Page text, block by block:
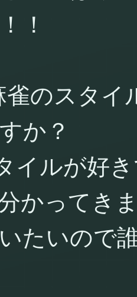
！
雀のスタイ
か？
イルが好
かってき
たいので